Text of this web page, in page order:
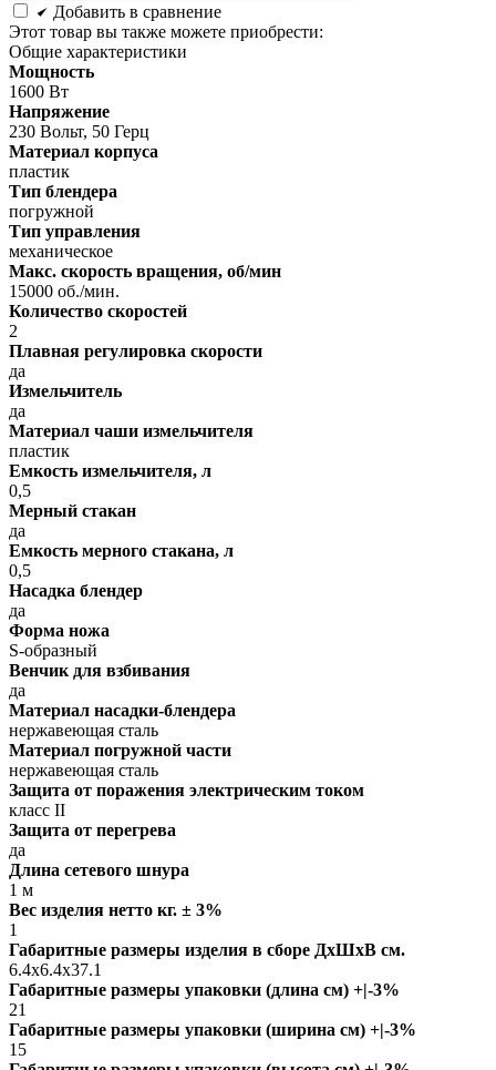
Добавить в сравнение
Этот товар вы также можете приобрести:
Общие характеристики
Мощность
1600 Вт
Напряжение
230 Вольт, 50 Герц
Материал корпуса
пластик
Тип блендера
погружной
Тип управления
механическое
Макс. скорость вращения, об/мин
15000 об./мин.
Количество скоростей
2
Плавная регулировка скорости
да
Измельчитель
да
Материал чаши измельчителя
пластик
Емкость измельчителя, л
0,5
Мерный стакан
да
Емкость мерного стакана, л
0,5
Насадка блендер
да
Форма ножа
S-образный
Венчик для взбивания
да
Материал насадки-блендера
нержавеющая сталь
Материал погружной части
нержавеющая сталь
Защита от поражения электрическим током
класс II
Защита от перегрева
да
Длина сетевого шнура
1 м
Вес изделия нетто кг. ± 3%
1
Габаритные размеры изделия в сборе ДxШxВ см.
6.4x6.4x37.1
Габаритные размеры упаковки (длина см) +|-3%
21
Габаритные размеры упаковки (ширина см) +|-3%
15